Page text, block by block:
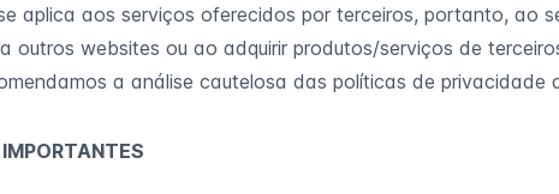
aplica aos serviços oferecidos por terceiros, portanto, ao
outros websites ou ao adquirir produtos/serviços de
a análise cautelosa das políticas de privacidade